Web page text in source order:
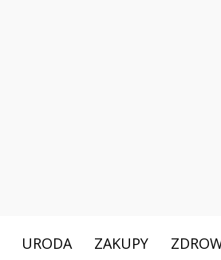
URODA ZAKUPY